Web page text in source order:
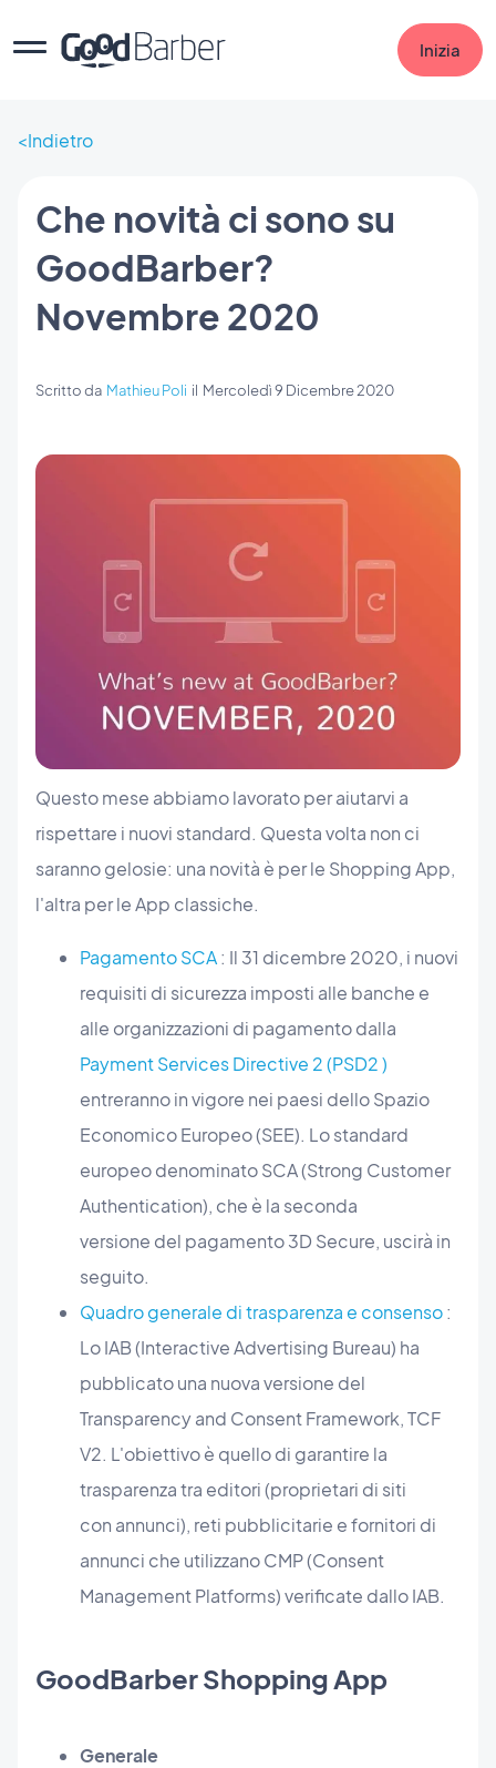
Inizia
Indietro
Che novità ci sono su
GoodBarber?
Novembre 2020
Scritto da Mathieu Poli il Mercoledì 9 Dicembre 2020
Questo mese abbiamo lavorato per aiutarvi a
rispettare i nuovi standard. Questa volta non ci
saranno gelosie: una novità è per le Shopping App,
l'altra per le App classiche.
Pagamento SCA: Il 31 dicembre 2020, i nuovi
requisiti di sicurezza imposti alle banche e
alle organizzazioni di pagamento dalla
Payment Services Directive 2 (PSD2 )
entreranno in vigore nei paesi dello Spazio
Economico Europeo (SEE). Lo standard
europeo denominato SCA (Strong Customer
Authentication), che è la seconda
versione del pagamento 3D Secure, uscirà in
seguito.
Quadro generale di trasparenza e consenso:
Lo IAB (Interactive Advertising Bureau) ha
pubblicato una nuova versione del
Transparency and Consent Framework, TCF
V2. L'obiettivo è quello di garantire la
trasparenza tra editori (proprietari di siti
con annunci), reti pubblicitarie e fornitori di
annunci che utilizzano CMP (Consent
Management Platforms) verificate dallo IAB.
GoodBarber Shopping App
Generale